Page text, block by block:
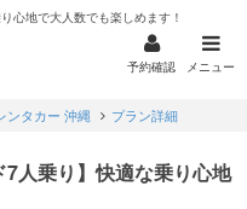
心地で大人数でも楽しめます！
予約確認 メニュー
ンタカー 沖縄 プラン詳細
人乗り】快適な乗り心地